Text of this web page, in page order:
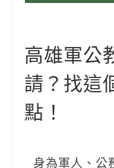
高雄軍公
請？找這
點！
身為軍人、公